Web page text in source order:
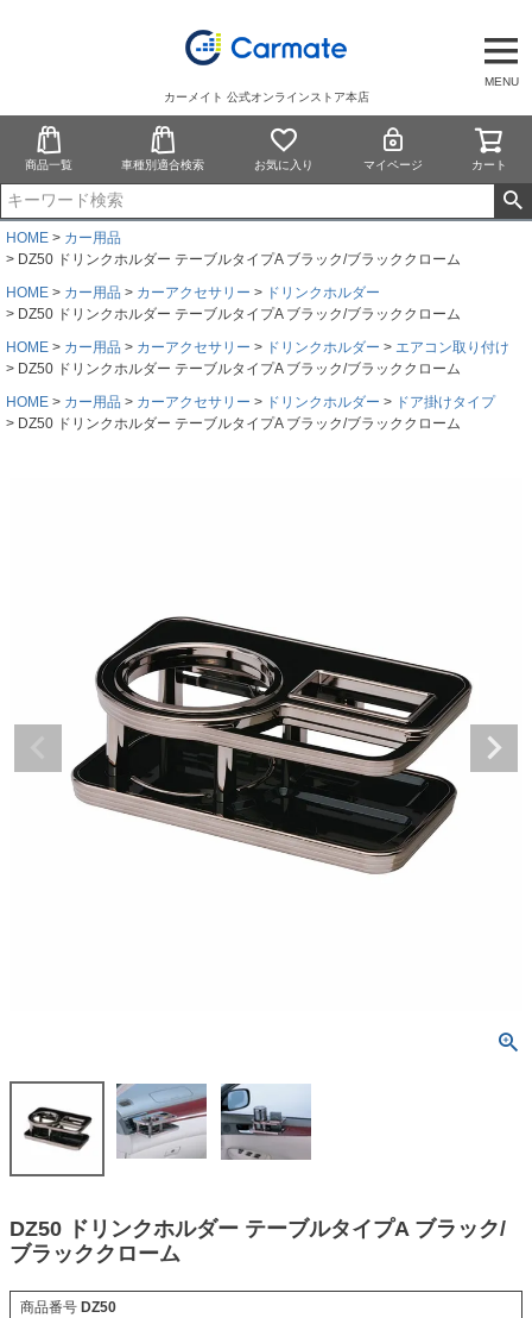
MENU
カーメイト 公式オンラインストア本店
商品一覧 車種別適合検索 お気に入り マイページ カート
HOME
カー用品
DZ50 ドリンクホルダー テーブルタイプA ブラック/ブラッククローム
HOME
カー用品 カーアクセサリー
ドリンクホルダー
DZ50 ドリンクホルダー テーブルタイプA ブラック/ブラッククローム
HOME
カー用品 カーアクセサリー ドリンクホルダー
エアコン取り付け
DZ50 ドリンクホルダー テーブルタイプA ブラック/ブラッククローム
HOME
カー用品 カーアクセサリー ドリンクホルダー
ドア掛けタイプ
DZ50 ドリンクホルダー テーブルタイプA ブラック/ブラッククローム
DZ50 ドリンクホルダー テーブルタイプA ブラック/
ブラッククローム
商品番号 DZ50